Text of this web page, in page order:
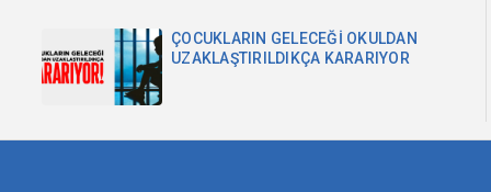
ÇOCUKLARIN GELECEĞİ OKULDAN
UZAKLAŞTIRILDIKÇA KARARIYOR